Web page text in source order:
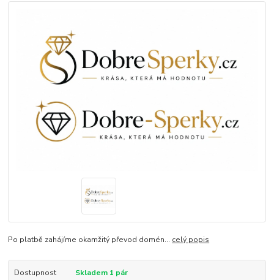
Po platbě zahájíme okamžitý převod domén... celý popis
Dostupnost
Skladem 1 pár